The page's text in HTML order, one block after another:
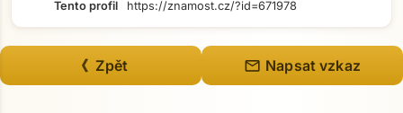
Tento profil
https://znamost.cz/?id=671978
《 Zpět mail Napsat vzkaz